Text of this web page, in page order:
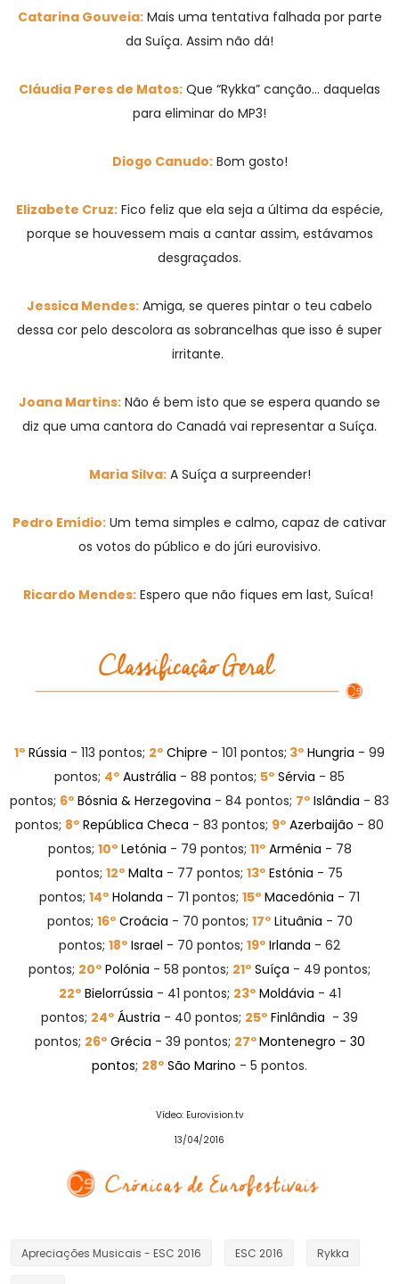
Catarina Gouveia:Mais uma tentativa falhada por parte
da Suíça. Assim não dá!
Cláudia Peres de Matos: Que “Rykka” canção… daquelas
para eliminar do MP3!
Diogo Canudo:Bom gosto!
Elizabete Cruz: Fico feliz que ela seja a última da espécie,
porque se houvessem mais a cantar assim, estávamos
desgraçados.
Jessica Mendes: Amiga, se queres pintar o teu cabelo
dessa cor pelo descolora as sobrancelhas que isso é super
irritante.
Joana Martins: Não é bem isto que se espera quando se
diz que uma cantora do Canadá vai representar a Suíça.
Maria Silva:A Suíça a surpreender!
Pedro Emídio: Um tema simples e calmo, capaz de cativar
os votos do público e do júri eurovisivo.
Ricardo Mendes:Espero que não fiques em last, Suíca!
1º Rússia - 113 pontos; 2º Chipre - 101 pontos; 3º Hungria - 99
pontos; 4º Austrália - 88 pontos; 5º Sérvia - 85
pontos; 6º Bósnia & Herzegovina - 84 pontos; 7º Islândia - 83
pontos; 8º República Checa - 83 pontos; 9º Azerbaijão - 80
pontos; 10º Letónia - 79 pontos; 11º Arménia - 78
pontos; 12º Malta - 77 pontos; 13º Estónia - 75
pontos; 14º Holanda - 71 pontos; 15º Macedónia - 71
pontos; 16º Croácia - 70 pontos; 17º Lituânia - 70
pontos; 18º Israel - 70 pontos; 19º Irlanda - 62
pontos; 20º Polónia - 58 pontos; 21º Suíça - 49 pontos;
22º Bielorrússia - 41 pontos; 23º Moldávia - 41
pontos; 24º Áustria - 40 pontos; 25º Finlândia - 39
pontos; 26º Grécia - 39 pontos; 27ºMontenegro - 30
pontos; 28º São Marino - 5 pontos.
Vídeo: Eurovision.tv
13/04/2016
Apreciações Musicais - ESC 2016 ESC 2016 Rykka